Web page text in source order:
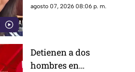
confirmó la sentencia contra
agosto 07, 2026 08:06 p. m.
Detienen a dos
hombres en